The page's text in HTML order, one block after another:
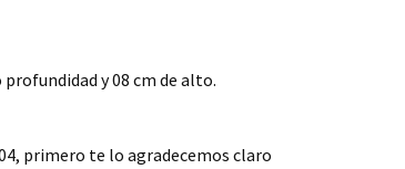
y 08 cm de alto.
primero te lo agradecemos claro